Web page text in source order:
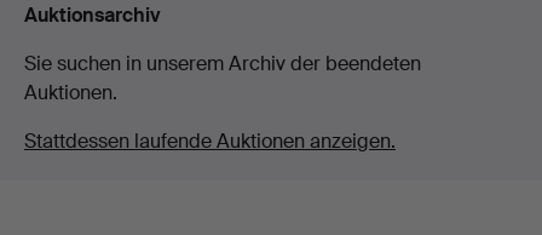
Auktionsarchiv
Sie suchen in unserem Archiv der beendeten
Auktionen.
Stattdessen laufende Auktionen anzeigen.